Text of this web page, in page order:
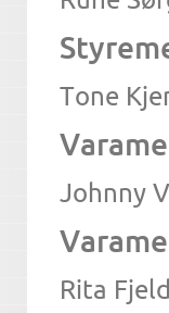
Tone
Johnny
Rita